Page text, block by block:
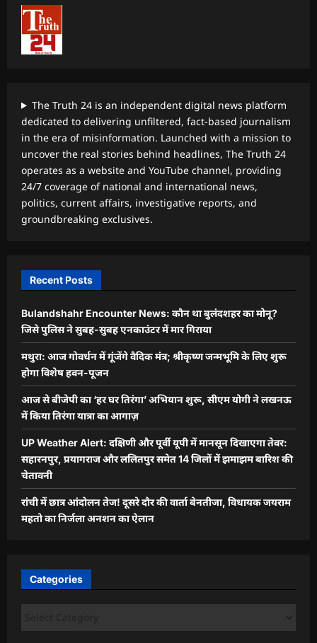
The Truth 24 is an independent digital news platform
dedicated to delivering unfiltered, fact-based journalism
in the era of misinformation. Launched with a mission to
uncover the real stories behind headlines, The Truth 24
operates as a website and YouTube channel, providing
24/7 coverage of national and international news,
politics, current affairs, investigative reports, and
groundbreaking exclusives.
Recent Posts
Bulandshahr Encounter News: कौन था बुलंदशहर का मोनू?
जिसे पुलिस ने सुबह-सुबह एनकाउंटर में मार गिराया
मथुरा: आज गोवर्धन में गूंजेंगे वैदिक मंत्र; श्रीकृष्ण जन्मभूमि के लिए शुरू
होगा विशेष हवन-पूजन
आज से बीजेपी का ‘हर घर तिरंगा’ अभियान शुरू, सीएम योगी ने लखनऊ
में किया तिरंगा यात्रा का आगाज़
UP Weather Alert: दक्षिणी और पूर्वी यूपी में मानसून दिखाएगा तेवर:
सहारनपुर, प्रयागराज और ललितपुर समेत 14 जिलों में झमाझम बारिश की
चेतावनी
रांची में छात्र आंदोलन तेज! दूसरे दौर की वार्ता बेनतीजा, विधायक जयराम
महतो का निर्जला अनशन का ऐलान
Categories